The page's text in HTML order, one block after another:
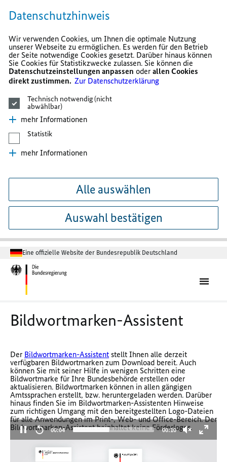
Datenschutzhinweis
Wir verwenden Cookies, um Ihnen die optimale Nutzung
unserer Webseite zu ermöglichen. Es werden für den Betrieb
der Seite notwendige Cookies gesetzt. Darüber hinaus können
Sie Cookies für Statistikzwecke zulassen. Sie können die
Datenschutzeinstellungen anpassen oderallen Cookies
direkt zustimmen.Zur Datenschutzerklärung
Technisch notwendig (nicht
abwählbar)
mehr Informationen
Statistik
mehr Informationen
Alle auswählen
Auswahl bestätigen
Eine offizielle Website der Bundesrepublik Deutschland
Bildwortmarken-Assistent
Der Bildwortmarken-Assistent stellt Ihnen alle derzeit
verfügbaren Bildwortmarken zum Download bereit. Auch
können Sie mit seiner Hilfe in wenigen Schritten eine
Bildwortmarke für Ihre Bundesbehörde erstellen oder
aktualisieren. Bildwortmarken können in allen gängigen
Amtssprachen erstellt, bzw. heruntergeladen werden. Darüber
hinaus finden Sie im Bildwortmarken-Assistenten Hinweise
zum richtigen Umgang mit den bereitgestellten Logo-Dateien
für alle Anwendungen im Print-, Web- und Office-Bereich. Der
Bildwortmarken-Assistent beinhaltet keine Förderlogos.
Aktueller
00:04 Gesamtlaufzeit
00:10
zum Bildwortmarken-Assistenten